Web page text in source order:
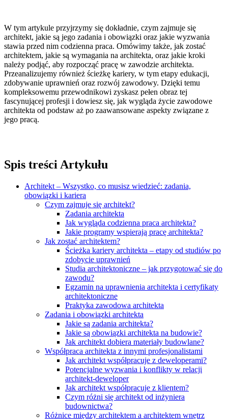
W tym artykule przyjrzymy się dokładnie, czym zajmuje się
architekt, jakie są jego zadania i obowiązki oraz jakie wyzwania
stawia przed nim codzienna praca. Omówimy także, jak zostać
architektem, jakie są wymagania na architekta, oraz jakie kroki
należy podjąć, aby rozpocząć pracę w zawodzie architekta.
Przeanalizujemy również ścieżkę kariery, w tym etapy edukacji,
zdobywanie uprawnień oraz rozwój zawodowy. Dzięki temu
kompleksowemu przewodnikowi zyskasz pełen obraz tej
fascynującej profesji i dowiesz się, jak wygląda życie zawodowe
architekta od podstaw aż po zaawansowane aspekty związane z
jego pracą.
Spis treści Artykułu
Architekt – Wszystko, co musisz wiedzieć: zadania,
obowiązki i kariera
Czym zajmuje się architekt?
Zadania architekta
Jak wygląda codzienna praca architekta?
Jakie programy wspierają pracę architekta?
Jak zostać architektem?
Ścieżka kariery architekta – etapy od studiów po
zdobycie uprawnień
Studia architektoniczne – jak przygotować się do
zawodu?
Egzamin na uprawnienia architekta i certyfikaty
architektoniczne
Praktyka zawodowa architekta
Zadania i obowiązki architekta
Jakie są zadania architekta?
Jakie są obowiązki architekta na budowie?
Jak architekt dobiera materiały budowlane?
Współpraca architekta z innymi profesjonalistami
Jak architekt współpracuje z deweloperami?
Potencjalne wyzwania i konflikty w relacji
architekt-deweloper
Jak architekt współpracuje z klientem?
Czym różni się architekt od inżyniera
budownictwa?
Różnice między architektem a architektem wnętrz